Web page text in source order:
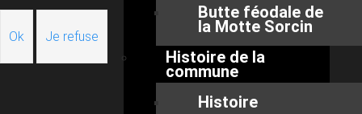
Butte féodale de
la Motte Sorcin
Histoire de la
commune
Histoire
Ok Je refuse